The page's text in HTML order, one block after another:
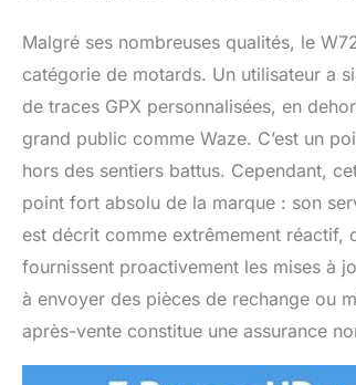
Malgré ses nombreuses qualités, le
catégorie de motards. Un utilisateur a
de traces GPX personnalisées, en
grand public comme Waze. C’est un
hors des sentiers battus. Cependant,
point fort absolu de la marque : son
est décrit comme extrêmement réactif,
fournissent proactivement les mises à
à envoyer des pièces de rechange ou
après-vente constitue une assurance